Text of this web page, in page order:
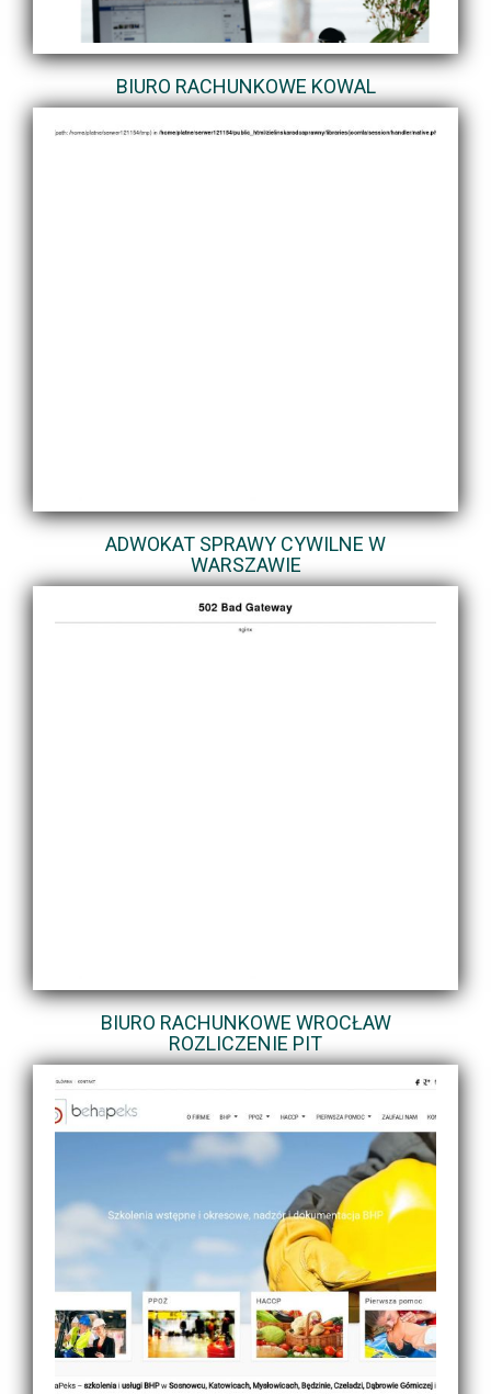
BIURO RACHUNKOWE KOWAL
ADWOKAT SPRAWY CYWILNE W
WARSZAWIE
BIURO RACHUNKOWE WROCŁAW
ROZLICZENIE PIT